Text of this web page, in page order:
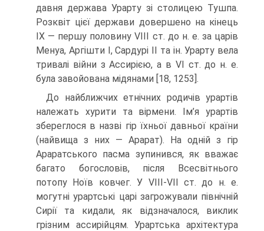
давня держава Урарту зі столицею Тушпа.
Розквіт цієї дер­жави довершено на кінець
IX — першу половину VIII ст. до н. е. за царів
Менуа, Аргішти I, Сардурі II та ін. Урарту вела
тривалі війни з Ассирією, а в VI ст. до н. е.
була завойована мідянами [18, 1253].
До найближчих етнічних родичів урартів
належать хурити та вірмени. Ім’я урартів
збереглося в назві гір їхньої давньої країни
(найвища з них — Арарат). На одній з гір
Араратського пасма зупинився, як вважає
багато богословів, після Все­світнього
потопу Ноїв ковчег. У VIII-VII ст. до н. е.
могутні урартські царі загро­жували північній
Сирії та кидали, як відзначалося, виклик
грізним ассирійцям. Урартська архітектура